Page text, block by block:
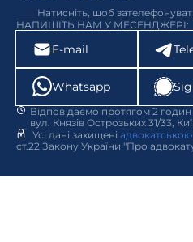
Натисніть, щоб
НАПИШІТЬ НАМ У МЕСЕНДЖЕРІ:
E-mail
Whatsapp
Відповідаємо протягом 2 годин
вул. Князів Острозьких 31/33,
Усі дані захищені
ст.22 Закону України "Про